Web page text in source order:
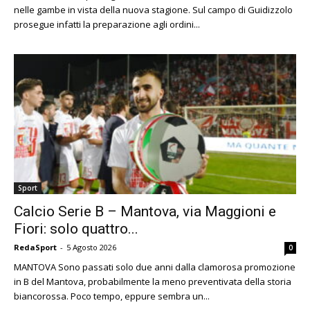
nelle gambe in vista della nuova stagione. Sul campo di Guidizzolo
prosegue infatti la preparazione agli ordini...
Sport
Calcio Serie B – Mantova, via Maggioni e
Fiori: solo quattro...
RedaSport - 5 Agosto 2026 0
MANTOVA Sono passati solo due anni dalla clamorosa promozione
in B del Mantova, probabilmente la meno preventivata della storia
biancorossa. Poco tempo, eppure sembra un...